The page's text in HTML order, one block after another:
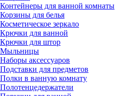
Контейнеры для ванной комнаты
Корзины для белья
Косметическое зеркало
Крючки для ванной
Крючки для штор
Мыльницы
Наборы аксессуаров
Подставки для предметов
Полки в ванную комнату
Полотенцедержатели